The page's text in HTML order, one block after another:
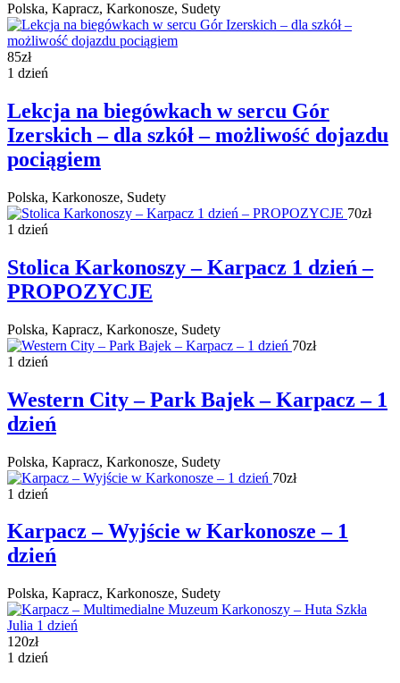
Polska, Kapracz, Karkonosze, Sudety
85zł
1 dzień
Lekcja na biegówkach w sercu Gór
Izerskich – dla szkół – możliwość dojazdu
pociągiem
Polska, Karkonosze, Sudety
70zł
1 dzień
Stolica Karkonoszy – Karpacz 1 dzień –
PROPOZYCJE
Polska, Kapracz, Karkonosze, Sudety
70zł
1 dzień
Western City – Park Bajek – Karpacz – 1
dzień
Polska, Kapracz, Karkonosze, Sudety
70zł
1 dzień
Karpacz – Wyjście w Karkonosze – 1
dzień
Polska, Kapracz, Karkonosze, Sudety
120zł
1 dzień